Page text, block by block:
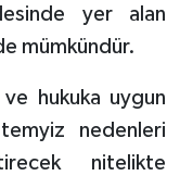
yer alan
mümkündür.
hukuka uygun
nedenleri
nitelikte